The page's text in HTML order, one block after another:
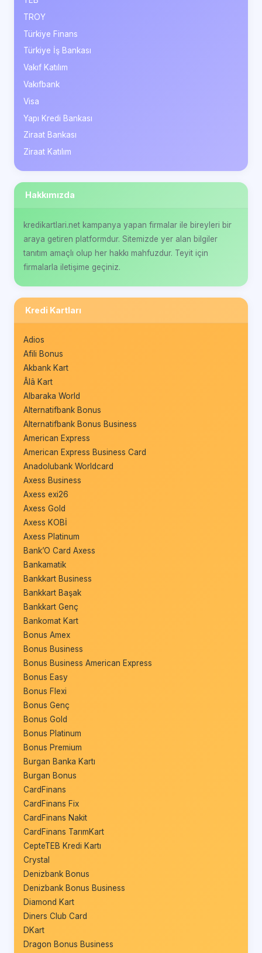
TROY
Türkiye Finans
Türkiye İş Bankası
Vakıf Katılım
Vakıfbank
Visa
Yapı Kredi Bankası
Ziraat Bankası
Ziraat Katılım
Hakkımızda
kredikartlari.net kampanya yapan firmalar ile bireyleri bir
araya getiren platformdur. Sitemizde yer alan bilgiler
tanıtım amaçlı olup her hakkı mahfuzdur. Teyit için
firmalarla iletişime geçiniz.
Kredi Kartları
Adios
Afili Bonus
Akbank Kart
Âlâ Kart
Albaraka World
Alternatifbank Bonus
Alternatifbank Bonus Business
American Express
American Express Business Card
Anadolubank Worldcard
Axess Business
Axess exi26
Axess Gold
Axess KOBİ
Axess Platinum
Bank’O Card Axess
Bankamatik
Bankkart Business
Bankkart Başak
Bankkart Genç
Bankomat Kart
Bonus Amex
Bonus Business
Bonus Business American Express
Bonus Easy
Bonus Flexi
Bonus Genç
Bonus Gold
Bonus Platinum
Bonus Premium
Burgan Banka Kartı
Burgan Bonus
CardFinans
CardFinans Fix
CardFinans Nakit
CardFinans TarımKart
CepteTEB Kredi Kartı
Crystal
Denizbank Bonus
Denizbank Bonus Business
Diamond Kart
Diners Club Card
DKart
Dragon Bonus Business